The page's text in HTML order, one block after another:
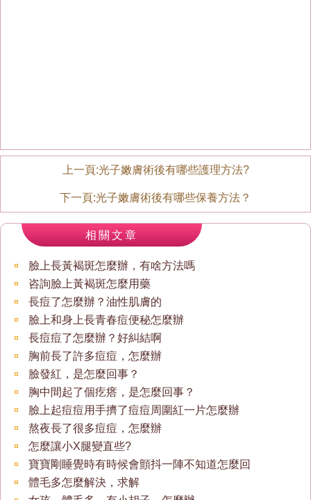
上一頁:光子嫩膚術後有哪些護理方法?
下一頁:光子嫩膚術後有哪些保養方法？
相關文章
臉上長黃褐斑怎麼辦，有啥方法嗎
咨詢臉上黃褐斑怎麼用藥
長痘了怎麼辦？油性肌膚的
臉上和身上長青春痘便秘怎麼辦
長痘痘了怎麼辦？好糾結啊
胸前長了許多痘痘，怎麼辦
臉發紅，是怎麼回事？
胸中間起了個疙瘩，是怎麼回事？
臉上起痘痘用手擠了痘痘周圍紅一片怎麼辦
熬夜長了很多痘痘，怎麼辦
怎麼讓小X腿變直些?
寶寶剛睡覺時有時候會顫抖一陣不知道怎麼回
體毛多怎麼解決，求解